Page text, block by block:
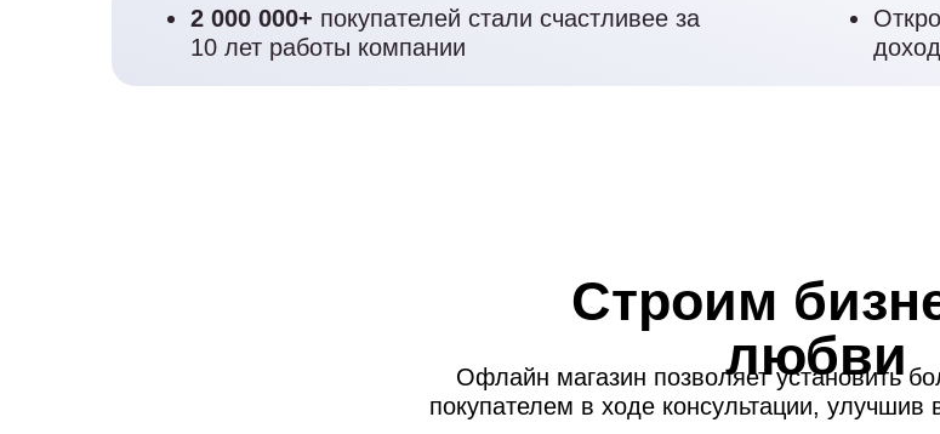
2 000 000+ покупателей стали счастливее за
10 лет работы компании
Строим
любви
Офлайн магазин позволяет установить
покупателем в ходе консультации, улучшив